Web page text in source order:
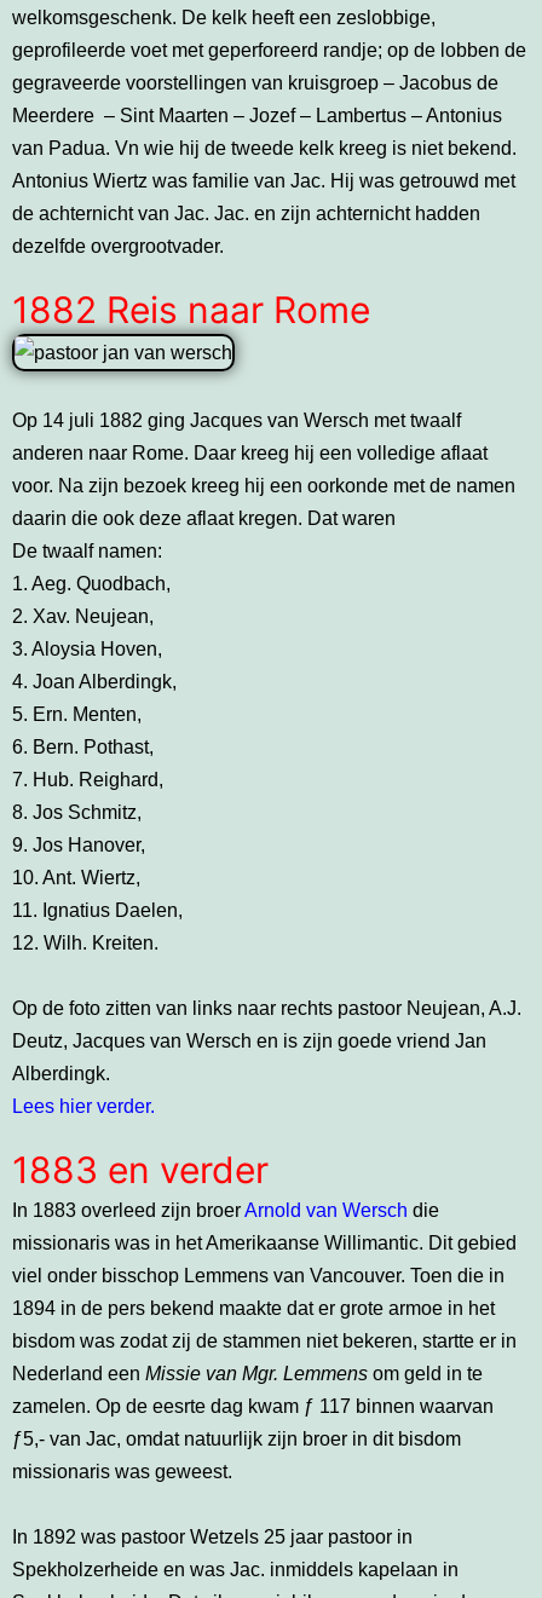
welkomsgeschenk. De kelk heeft een zeslobbige,
geprofileerde voet met geperforeerd randje; op de lobben de
gegraveerde voorstellingen van kruisgroep – Jacobus de
Meerdere – Sint Maarten – Jozef – Lambertus – Antonius
van Padua. Vn wie hij de tweede kelk kreeg is niet bekend.
Antonius Wiertz was familie van Jac. Hij was getrouwd met
de achternicht van Jac. Jac. en zijn achternicht hadden
dezelfde overgrootvader.
1882 Reis naar Rome
Op 14 juli 1882 ging Jacques van Wersch met twaalf
anderen naar Rome. Daar kreeg hij een volledige aflaat
voor. Na zijn bezoek kreeg hij een oorkonde met de namen
daarin die ook deze aflaat kregen. Dat waren
De twaalf namen:
1. Aeg. Quodbach,
2. Xav. Neujean,
3. Aloysia Hoven,
4. Joan Alberdingk,
5. Ern. Menten,
6. Bern. Pothast,
7. Hub. Reighard,
8. Jos Schmitz,
9. Jos Hanover,
10. Ant. Wiertz,
11. Ignatius Daelen,
12. Wilh. Kreiten.
Op de foto zitten van links naar rechts pastoor Neujean, A.J.
Deutz, Jacques van Wersch en is zijn goede vriend Jan
Alberdingk.
Lees hier verder.
1883 en verder
In 1883 overleed zijn broerArnold van Wersch die
missionaris was in het Amerikaanse Willimantic. Dit gebied
viel onder bisschop Lemmens van Vancouver. Toen die in
1894 in de pers bekend maakte dat er grote armoe in het
bisdom was zodat zij de stammen niet bekeren, startte er in
Nederland een Missie van Mgr. Lemmens om geld in te
zamelen. Op de eesrte dag kwam ƒ 117 binnen waarvan
ƒ5,- van Jac, omdat natuurlijk zijn broer in dit bisdom
missionaris was geweest.
In 1892 was pastoor Wetzels 25 jaar pastoor in
Spekholzerheide en was Jac. inmiddels kapelaan in